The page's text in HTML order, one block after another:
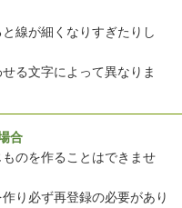
線が細くなりすぎたりし
る文字によって異なりま
合
のを作ることはできませ
り必ず再登録の必要があり